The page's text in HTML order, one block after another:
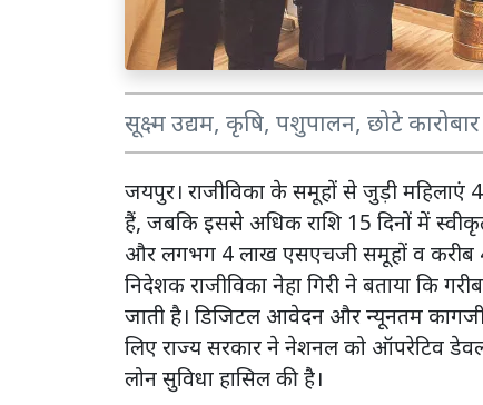
सूक्ष्म उद्यम, कृषि, पशुपालन, छोटे
जयपुर। राजीविका के समूहों से जुड़ी महिलाएं
हैं, जबकि इससे अधिक राशि 15 दिनों में
और लगभग 4 लाख एसएचजी समूहों व करीब
निदेशक राजीविका नेहा गिरी ने बताया कि
जाती है। डिजिटल आवेदन और न्यूनतम कागजी
लिए राज्य सरकार ने नेशनल को ऑपरेटिव
लोन सुविधा हासिल की है।